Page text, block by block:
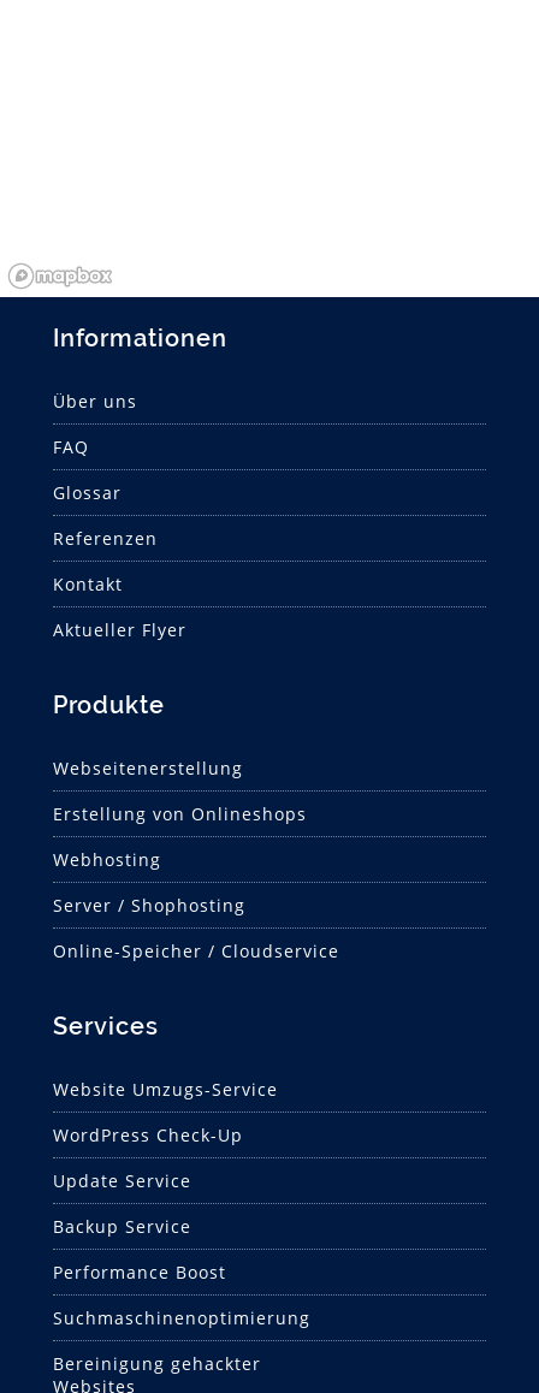
Informationen
Über uns
FAQ
Glossar
Referenzen
Kontakt
Aktueller Flyer
Produkte
Webseitenerstellung
Erstellung von Onlineshops
Webhosting
Server / Shophosting
Online-Speicher / Cloudservice
Services
Website Umzugs-Service
WordPress Check-Up
Update Service
Backup Service
Performance Boost
Suchmaschinen­optimierung
Bereinigung gehackter
Websites